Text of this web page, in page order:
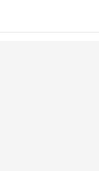
ACTUALIDAD